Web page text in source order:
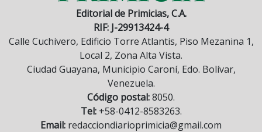
Editorial de Primicias, C.A.
RIF: J-29913424-4
Calle Cuchivero, Edificio Torre Atlantis, Piso Mezanina 1,
Local 2, Zona Alta Vista.
Ciudad Guayana, Municipio Caroní, Edo. Bolívar,
Venezuela.
Código postal:8050.
Tel:+58-0412-8583263.
Email: redacciondiarioprimicia@gmail.com